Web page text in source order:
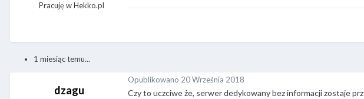
Pracuję w Hekko.pl
1 miesiąc temu...
dzagu
Opublikowano 20 Września 2018
Czy to uczciwe że, serwer dedykowany bez informacji zostaje